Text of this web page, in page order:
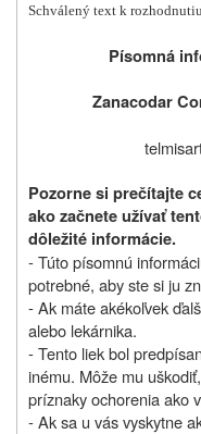
Schválený text k
Písomná
Zanacodar
Pozorne si prečítajte
ako začnete užívať
dôležité informácie.
- Túto písomnú
potrebné, aby ste si ju
- Ak máte akékoľvek
alebo lekárnika.
- Tento liek bol
inému. Môže mu
príznaky ochorenia ako
- Ak sa u vás vyskytne